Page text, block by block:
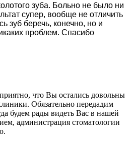
зуба. Больно не было ни
супер, вообще не отличить
зуб беречь, конечно, но и
проблем. Спасибо
что Вы остались довольны
Обязательно передадим
будем рады видеть Вас в нашей
администрация стоматологии